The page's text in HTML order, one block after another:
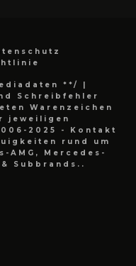
**/
|
Schreibfehler
Warenzeichen
jeweiligen
2025 - Kontakt
rund um
AMG, Mercedes-
Subbrands..